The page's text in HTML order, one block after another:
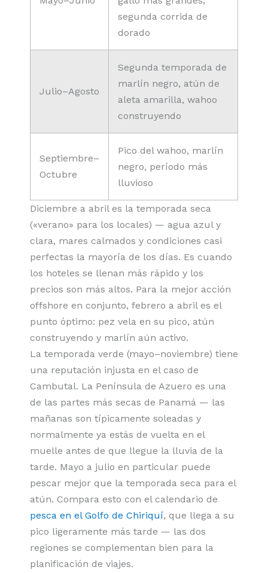
segunda corrida de
dorado
Julio–Agosto
Segunda temporada de
marlín negro, atún de
aleta amarilla, wahoo
construyendo
Septiembre–
Octubre
Pico del wahoo, marlín
negro, período más
lluvioso
Diciembre a abril es la temporada seca
(«verano» para los locales) — agua azul y
clara, mares calmados y condiciones casi
perfectas la mayoría de los días. Es cuando
los hoteles se llenan más rápido y los
precios son más altos. Para la mejor acción
offshore en conjunto, febrero a abril es el
punto óptimo: pez vela en su pico, atún
construyendo y marlín aún activo.
La temporada verde (mayo–noviembre) tiene
una reputación injusta en el caso de
Cambutal. La Península de Azuero es una
de las partes más secas de Panamá — las
mañanas son típicamente soleadas y
normalmente ya estás de vuelta en el
muelle antes de que llegue la lluvia de la
tarde. Mayo a julio en particular puede
pescar mejor que la temporada seca para el
atún. Compara esto con el calendario de
pesca en el Golfo de Chiriquí, que llega a su
pico ligeramente más tarde — las dos
regiones se complementan bien para la
planificación de viajes.